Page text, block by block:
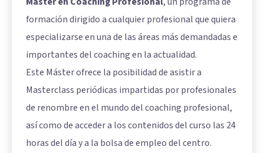
formación dirigido a cualquier profesional que quiera
especializarse en una de las áreas más demandadas e
importantes del coaching en la actualidad.
Este Máster ofrece la posibilidad de asistir a
Masterclass periódicas impartidas por profesionales
de renombre en el mundo del coaching profesional,
así como de acceder a los contenidos del curso las 24
horas del día y a la bolsa de empleo del centro.